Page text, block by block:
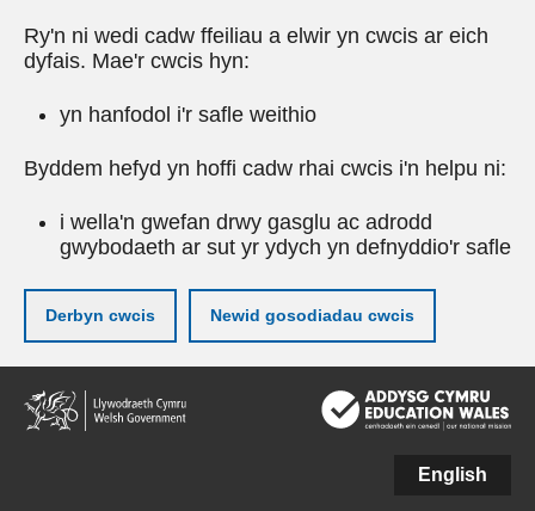
Ry'n ni wedi cadw ffeiliau a elwir yn cwcis ar eich
dyfais. Mae'r cwcis hyn:
yn hanfodol i'r safle weithio
Byddem hefyd yn hoffi cadw rhai cwcis i'n helpu ni:
i wella'n gwefan drwy gasglu ac adrodd
gwybodaeth ar sut yr ydych yn defnyddio'r safle
Derbyn cwcis Newid gosodiadau cwcis
Neidio
i'r
prif
English